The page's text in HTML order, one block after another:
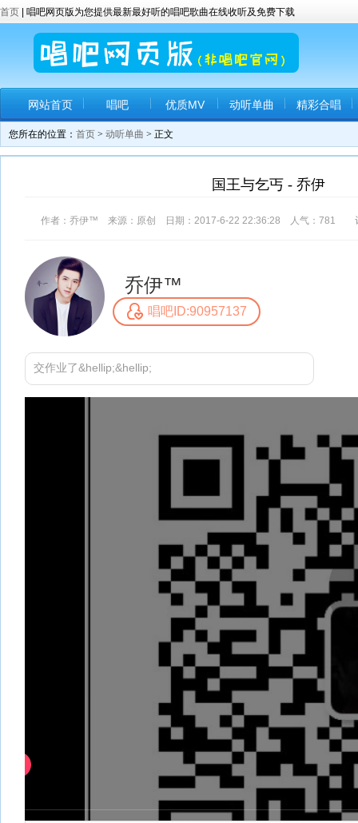
首页 | 唱吧网页版为您提供最新最好听的唱吧歌曲在线收听及免费下载
网站首页 唱吧 优质MV 动听单曲 精彩合唱
您所在的位置： 首页 > 动听单曲 > 正文
国王与乞丐 - 乔伊
作者：乔伊™ 来源：原创 日期：2017-6-22 22:36:28 人气： 781 评
乔伊™
唱吧ID:90957137
交作业了&hellip;&hellip;